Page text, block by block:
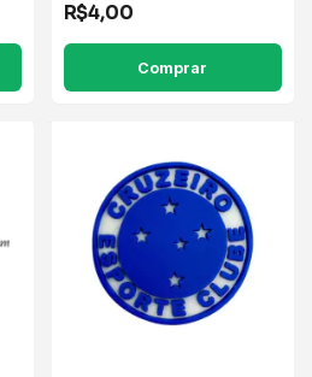
R$4,00
Comprar